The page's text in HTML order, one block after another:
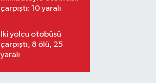
çarpıştı: 10 yaralı
İki yolcu otobüsü
çarpıştı, 8 ölü, 25
yaralı